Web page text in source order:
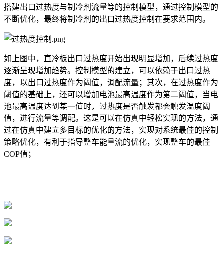
搭建出口过热度与制冷剂流量等的控制模型，通过控制模型的
不断优化，最终将制冷剂的出口过热度控制在要求范围内。
如上图中，直冷板出口过热度开始出现明显增加，后续过热度
逐渐呈现增加趋势。控制模型的建立，可以依赖于出口过热
度，以出口过热度作为阈值，调配流量；其次，在过热度作为
阈值的基础上，还可以增加电池最高温度作为第二阈值，当电
池最高温度达到某一值时，过热度是否触发都会触发温度阈
值，进行流量等调配。这是可以在仿真中轻松实现的方法，通
过在仿真中建立多目标的优化的方法，实现对系统最佳的控制
策略优化，有利于指导整车能量流的优化，实现整车的最佳
COP值；